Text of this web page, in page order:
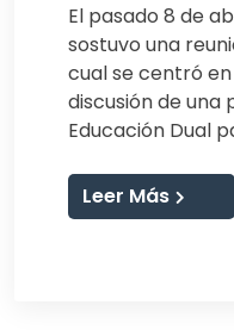
El pasado 8 de
sostuvo una
cual se centró
discusión de una
Educación Dual
Leer Más